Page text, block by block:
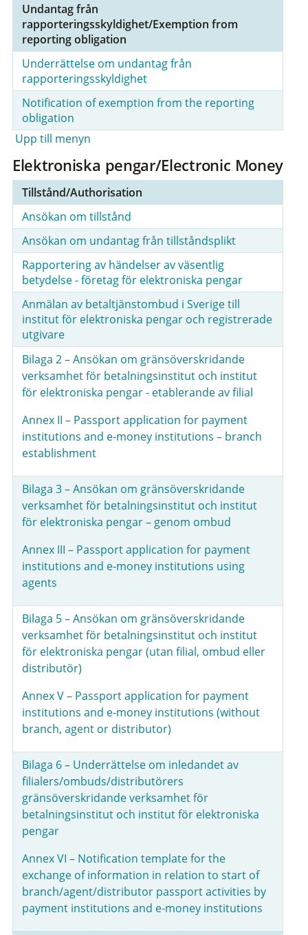
Undantag från
rapporteringsskyldighet/Exemption from
reporting obligation
Underrättelse om undantag från
rapporteringsskyldighet
Notification of exemption from the reporting
obligation
Upp till menyn
Elektroniska pengar/Electronic Money
Tillstånd/Authorisation
Ansökan om tillstånd
Ansökan om undantag från tillståndsplikt
Rapportering av händelser av väsentlig
betydelse - företag för elektroniska pengar
Anmälan av betaltjänstombud i Sverige till
institut för elektroniska pengar och registrerade
utgivare
Bilaga 2 – Ansökan om gränsöverskridande
verksamhet för betalningsinstitut och institut
för elektroniska pengar - etablerande av filial
Annex II – Passport application for payment
institutions and e-money institutions – branch
establishment
Bilaga 3 – Ansökan om gränsöverskridande
verksamhet för betalningsinstitut och institut
för elektroniska pengar – genom ombud
Annex III – Passport application for payment
institutions and e-money institutions using
agents
Bilaga 5 – Ansökan om gränsöverskridande
verksamhet för betalningsinstitut och institut
för elektroniska pengar (utan filial, ombud eller
distributör)
Annex V – Passport application for payment
institutions and e-money institutions (without
branch, agent or distributor)
Bilaga 6 – Underrättelse om inledandet av
filialers/ombuds/distributörers
gränsöverskridande verksamhet för
betalningsinstitut och institut för elektroniska
pengar
Annex VI – Notification template for the
exchange of information in relation to start of
branch/agent/distributor passport activities by
payment institutions and e-money institutions